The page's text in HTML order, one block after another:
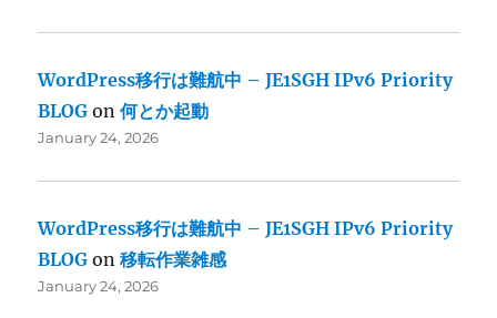
WordPress移行は難航中 – JE1SGH IPv6 Priority
BLOG on何とか起動
January 24, 2026
WordPress移行は難航中 – JE1SGH IPv6 Priority
BLOG on移転作業雑感
January 24, 2026